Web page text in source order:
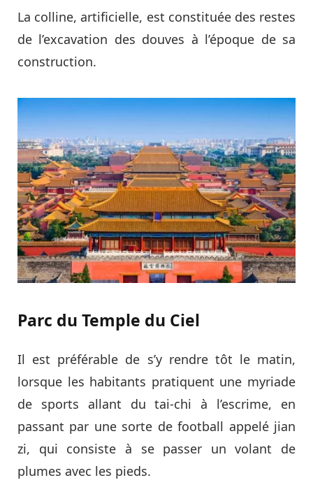
La colline, artificielle, est constituée des restes
de l’excavation des douves à l’époque de sa
construction.
Parc du Temple du Ciel
Il est préférable de s’y rendre tôt le matin,
lorsque les habitants pratiquent une myriade
de sports allant du tai-chi à l’escrime, en
passant par une sorte de football appelé jian
zi, qui consiste à se passer un volant de
plumes avec les pieds.